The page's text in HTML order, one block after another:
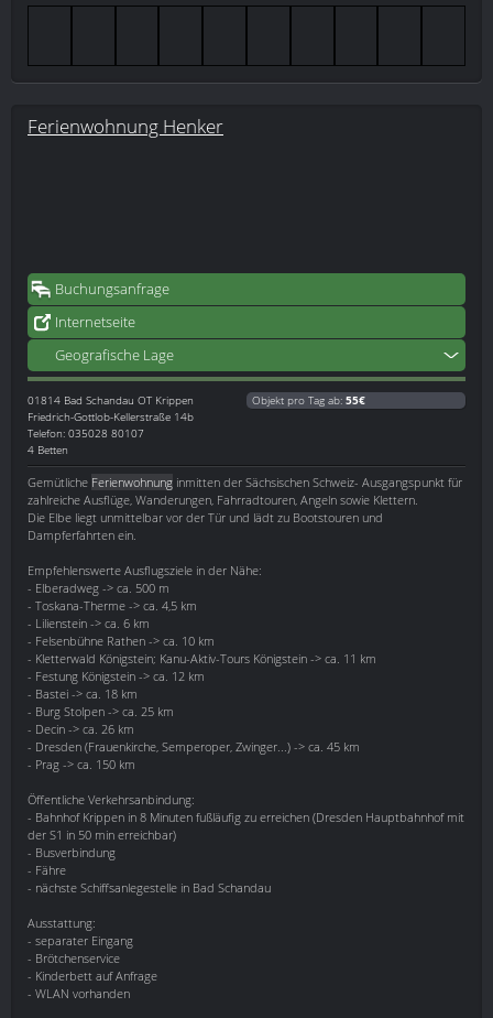
Ferienwohnung Henker
Buchungsanfrage
Internetseite
Geografische Lage
01814 Bad Schandau OT Krippen
Friedrich-Gottlob-Kellerstraße 14b
Telefon: 035028 80107
4 Betten
Objekt pro Tag ab: 55€
Gemütliche Ferienwohnung inmitten der Sächsischen Schweiz- Ausgangspunkt für
zahlreiche Ausflüge, Wanderungen, Fahrradtouren, Angeln sowie Klettern.
Die Elbe liegt unmittelbar vor der Tür und lädt zu Bootstouren und
Dampferfahrten ein.
Empfehlenswerte Ausflugsziele in der Nähe:
- Elberadweg -> ca. 500 m
- Toskana-Therme -> ca. 4,5 km
- Lilienstein -> ca. 6 km
- Felsenbühne Rathen -> ca. 10 km
- Kletterwald Königstein; Kanu-Aktiv-Tours Königstein -> ca. 11 km
- Festung Königstein -> ca. 12 km
- Bastei -> ca. 18 km
- Burg Stolpen -> ca. 25 km
- Decin -> ca. 26 km
- Dresden (Frauenkirche, Semperoper, Zwinger...) -> ca. 45 km
- Prag -> ca. 150 km
Öffentliche Verkehrsanbindung:
- Bahnhof Krippen in 8 Minuten fußläufig zu erreichen (Dresden Hauptbahnhof mit
der S1 in 50 min erreichbar)
- Busverbindung
- Fähre
- nächste Schiffsanlegestelle in Bad Schandau
Ausstattung:
- separater Eingang
- Brötchenservice
- Kinderbett auf Anfrage
- WLAN vorhanden